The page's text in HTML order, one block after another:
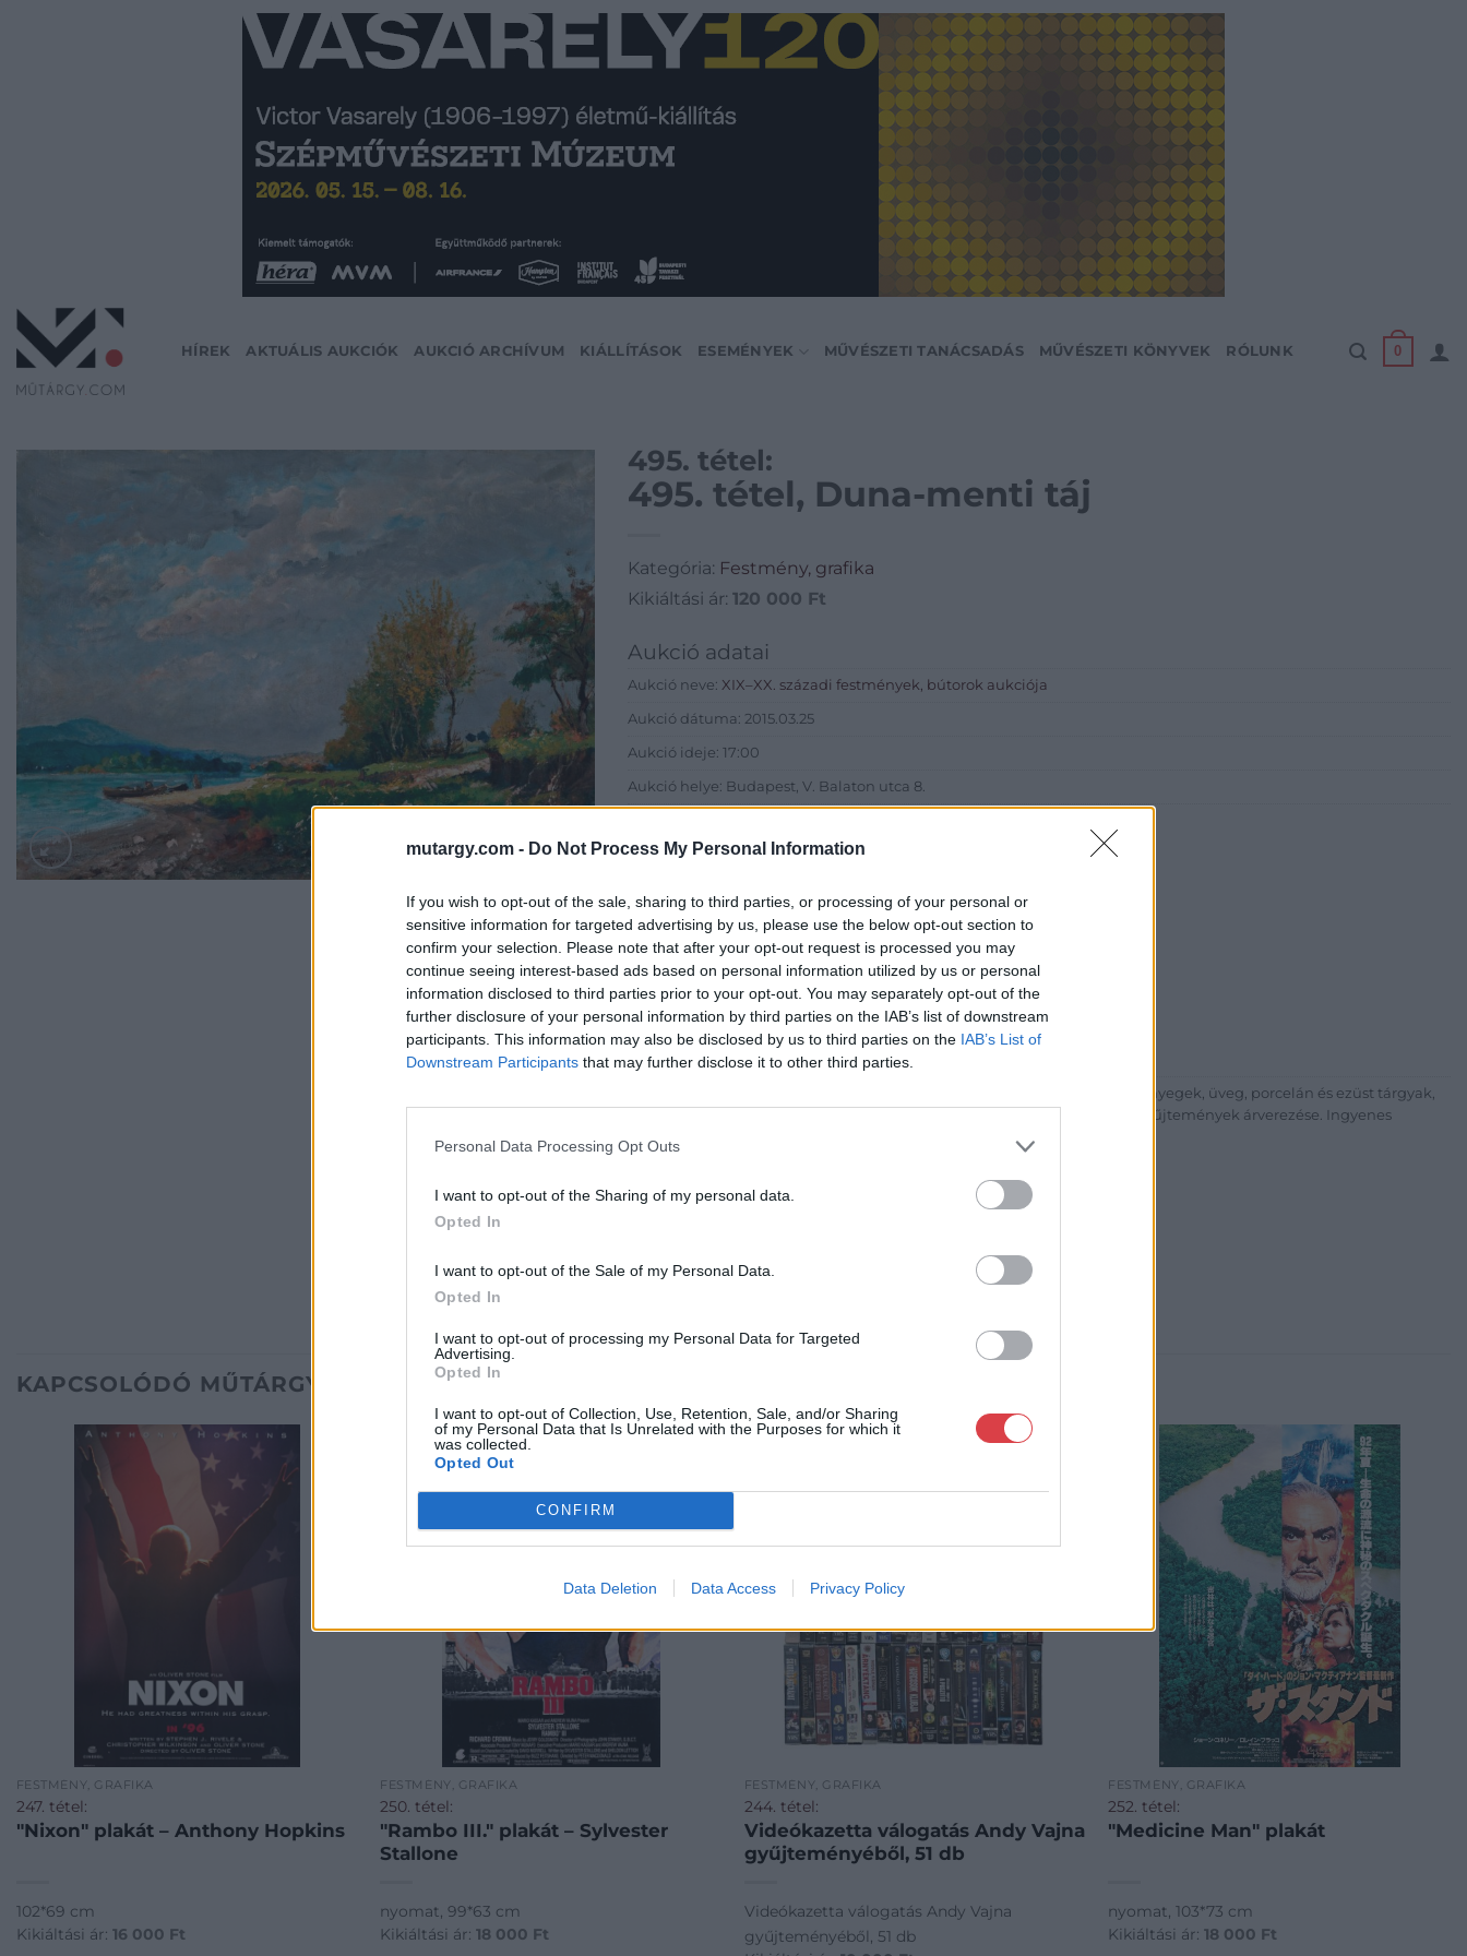
mutargy.com - Do Not Process My Personal Information
If you wish to opt-out of the sale, sharing to third parties, or processing of your personal or
sensitive information for targeted advertising by us, please use the below opt-out section to
confirm your selection. Please note that after your opt-out request is processed you may
continue seeing interest-based ads based on personal information utilized by us or personal
information disclosed to third parties prior to your opt-out. You may separately opt-out of the
further disclosure of your personal information by third parties on the IAB’s list of downstream
participants. This information may also be disclosed by us to third parties on the IAB’s List of
Downstream Participants that may further disclose it to other third parties.
Personal Data Processing Opt Outs
I want to opt-out of the Sharing of my personal data.
Opted In
I want to opt-out of the Sale of my Personal Data.
Opted In
I want to opt-out of processing my Personal Data for Targeted
Advertising.
Opted In
I want to opt-out of Collection, Use, Retention, Sale, and/or Sharing
of my Personal Data that Is Unrelated with the Purposes for which it
was collected.
Opted Out
CONFIRM
Data Deletion Data Access Privacy Policy
HÍREK AKTUÁLIS AUKCIÓK AUKCIÓ ARCHÍVUM KIÁLLÍTÁSOK ESEMÉNYEK MŰVÉSZETI TANÁCSADÁS MŰVÉSZETI KÖNYVEK RÓLUNK 0
495. tétel:
495. tétel, Duna-menti táj
Kategória: Festmény, grafika
Kikiáltási ár: 120 000 Ft
Aukció adatai
Aukció neve: XIX–XX. századi festmények, bútorok aukciója
Aukció dátuma: 2015.03.25
Aukció ideje: 17:00
Aukció helye: Budapest, V. Balaton utca 8.
Eladó: Nagyházi Galéria és Aukciósház
Cím: Müller Márta
Nagyházi Galéria és Aukciósház Kft.
1055 Budapest, Balaton utca 8.
Telefon: +361 475 6000 +361 4756005
Weboldal:
Bemutatkozás: Magas színvonalú festmények és műtárgyak, bútorok, szőnyegek, üveg, porcelán és ezüst tárgyak,
ékszerek, néprajzi tárgyak értékesítése és aukcionálása. Hagyatékok és gyűjtemények árverezése. Ingyenes
GALÉRIA TOVÁBBI MŰTÁRGYAI
KAPCSOLÓDÓ MŰTÁRGYAK
FESTMÉNY, GRAFIKA
247. tétel:
"Nixon" plakát – Anthony Hopkins
102*69 cm
Kikiáltási ár: 16 000 Ft
FESTMÉNY, GRAFIKA
250. tétel:
"Rambo III." plakát – Sylvester
Stallone
nyomat, 99*63 cm
Kikiáltási ár:18 000 Ft
FESTMÉNY, GRAFIKA
244. tétel:
Videókazetta válogatás Andy Vajna
gyűjteményéből, 51 db
Videókazetta válogatás Andy Vajna
gyűjteményéből, 51 db
FESTMÉNY, GRAFIKA
252. tétel:
"Medicine Man" plakát
nyomat, 103*73 cm
Kikiáltási ár:18 000 Ft